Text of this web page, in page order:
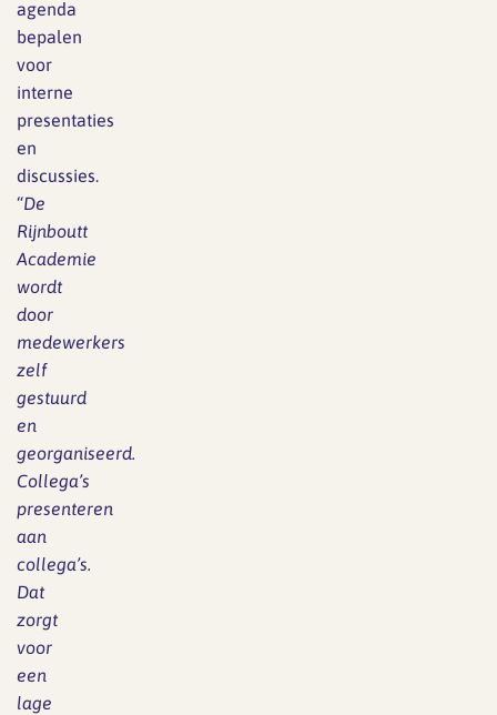
agenda
bepalen
voor
interne
presentaties
en
discussies.
“De
Rijnboutt
Academie
wordt
door
medewerkers
zelf
gestuurd
en
georganiseerd.
Collega’s
presenteren
aan
collega’s.
Dat
zorgt
voor
een
lage